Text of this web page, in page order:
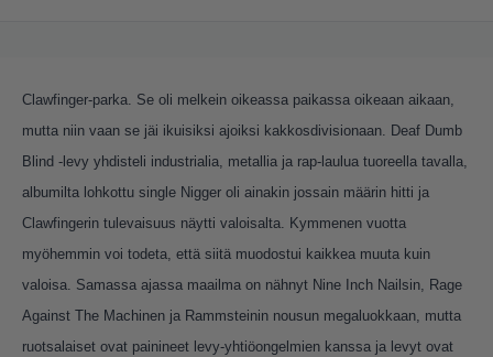
Clawfinger-parka. Se oli melkein oikeassa paikassa oikeaan aikaan,
mutta niin vaan se jäi ikuisiksi ajoiksi kakkosdivisionaan. Deaf Dumb
Blind -levy yhdisteli industrialia, metallia ja rap-laulua tuoreella tavalla,
albumilta lohkottu single Nigger oli ainakin jossain määrin hitti ja
Clawfingerin tulevaisuus näytti valoisalta. Kymmenen vuotta
myöhemmin voi todeta, että siitä muodostui kaikkea muuta kuin
valoisa. Samassa ajassa maailma on nähnyt Nine Inch Nailsin, Rage
Against The Machinen ja Rammsteinin nousun megaluokkaan, mutta
ruotsalaiset ovat painineet levy-yhtiöongelmien kanssa ja levyt ovat